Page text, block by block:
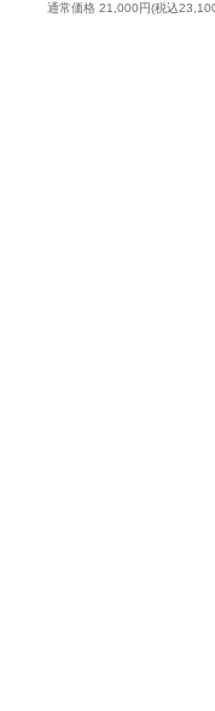
通常価格 21,000円(税込